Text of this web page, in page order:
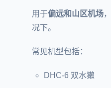
用于偏远和山区机场
况下。
常见机型包括：
DHC-6 双水獺